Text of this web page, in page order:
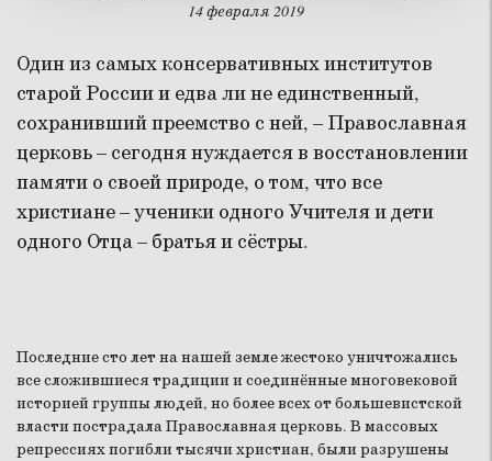
14 февраля 2019
Один из самых консервативных институтов
старой России и едва ли не единственный,
сохранивший преемство с ней, – Православная
церковь – сегодня нуждается в восстановлении
памяти о своей природе, о том, что все
христиане – ученики одного Учителя и дети
одного Отца – братья и сёстры.
Последние сто лет на нашей земле жестоко уничтожались
все сложившиеся традиции и соединённые многовековой
историей группы людей, но более всех от большевистской
власти пострадала Православная церковь. В массовых
репрессиях погибли тысячи христиан, были разрушены